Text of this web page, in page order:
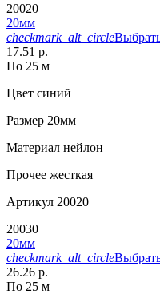
20020
20мм
checkmark_alt_circle
17.51 р.
По 25 м
Цвет синий
Размер 20мм
Материал нейлон
Прочее жесткая
Артикул 20020
20030
20мм
checkmark_alt_circle
26.26 р.
По 25 м